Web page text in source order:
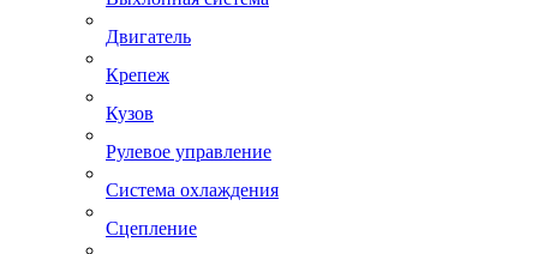
Двигатель
Крепеж
Кузов
Рулевое управление
Система охлаждения
Сцепление